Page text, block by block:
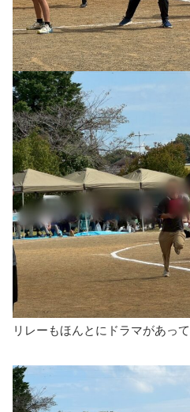
リレーもほんとにドラマがあって